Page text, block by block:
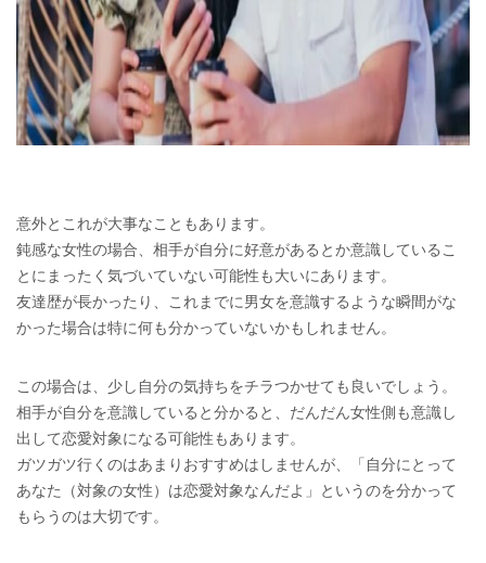
意外とこれが大事なこともあります。
鈍感な女性の場合、相手が自分に好意があるとか意識しているこ
とにまったく気づいていない可能性も大いにあります。
友達歴が長かったり、これまでに男女を意識するような瞬間がな
かった場合は特に何も分かっていないかもしれません。
この場合は、少し自分の気持ちをチラつかせても良いでしょう。
相手が自分を意識していると分かると、だんだん女性側も意識し
出して恋愛対象になる可能性もあります。
ガツガツ行くのはあまりおすすめはしませんが、「自分にとって
あなた（対象の女性）は恋愛対象なんだよ」というのを分かって
もらうのは大切です。